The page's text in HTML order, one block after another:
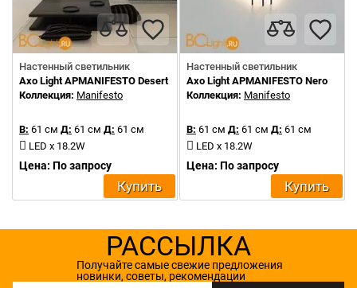
Настенный светильник
Axo Light APMANIFESTO Desert White
Коллекция: Manifesto
В: 61 см Д: 61 см Д: 61 см
LED x 18.2W
Цена: По запросу
Купить
Настенный светильник
Axo Light APMANIFESTO Nero
Коллекция: Manifesto
В: 61 см Д: 61 см Д: 61 см
LED x 18.2W
Цена: По запросу
Купить
РАССЫЛКА
Получайте самые свежие предложения
новинки, советы, рекомендации